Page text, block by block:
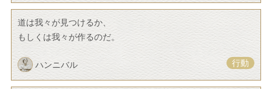
道は我々が見つけるか、
もしくは我々が作るのだ。
ハンニバル 行動